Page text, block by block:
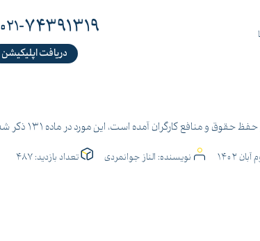
021-74391319
دریافت اپلیکیشن
و منافع کارگران آمده است، این مورد در ماده 131 ذکر شده است،
1402 نویسنده: الناز جوانمردی تعداد بازدید: